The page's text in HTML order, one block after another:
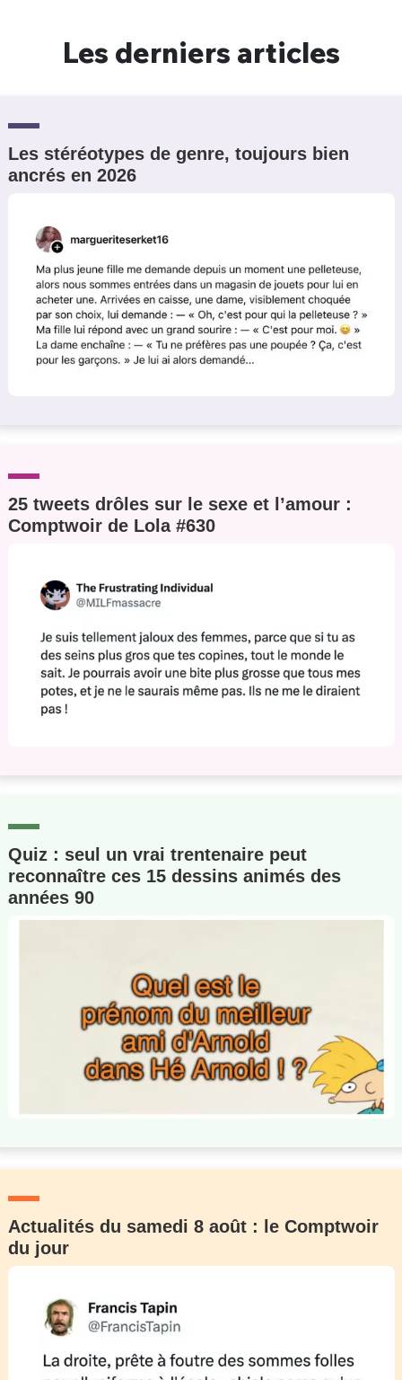
Les derniers articles
Les stéréotypes de genre, toujours bien
ancrés en 2026
25 tweets drôles sur le sexe et l’amour :
Comptwoir de Lola #630
Quiz : seul un vrai trentenaire peut
reconnaître ces 15 dessins animés des
années 90
Actualités du samedi 8 août : le Comptwoir
du jour
Un Thread